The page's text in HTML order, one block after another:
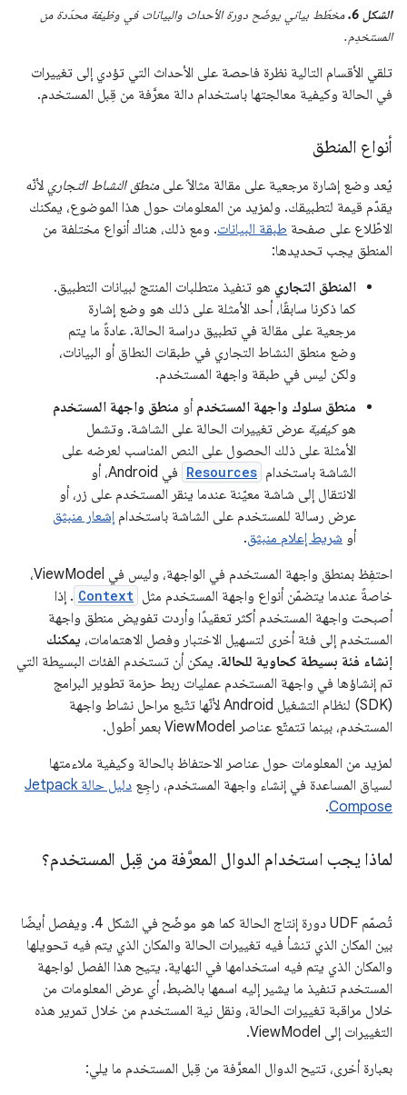
الشكل 6.
مخطّط بياني يوضّح دورة الأحداث والبيانات في وظيفة محدّدة من
المستخدِم.
تلقي الأقسام التالية نظرة فاحصة على الأحداث التي تؤدي إلى تغييرات
في الحالة وكيفية معالجتها باستخدام دالة معرَّفة من قِبل المستخدم.
أنواع المنطق
يُعد وضع إشارة مرجعية على مقالة مثالاً على منطق النشاط التجاري لأنّه
يقدّم قيمة لتطبيقك. ولمزيد من المعلومات حول هذا الموضوع، يمكنك
الاطّلاع على صفحة طبقة البيانات. ومع ذلك، هناك أنواع مختلفة من
المنطق يجب تحديدها:
المنطق التجاري هو تنفيذ متطلبات المنتج لبيانات التطبيق.
كما ذكرنا سابقًا، أحد الأمثلة على ذلك هو وضع إشارة
مرجعية على مقالة في تطبيق دراسة الحالة. عادةً ما يتم
وضع منطق النشاط التجاري في طبقات النطاق أو البيانات،
ولكن ليس في طبقة واجهة المستخدم.
منطق سلوك واجهة المستخدم أو منطق واجهة المستخدم
هوكيفية عرض تغييرات الحالة على الشاشة. وتشمل
الأمثلة على ذلك الحصول على النص المناسب لعرضه على
الشاشة باستخدام Resources
في Android، أو
الانتقال إلى شاشة معيّنة عندما ينقر المستخدم على زر، أو
عرض رسالة للمستخدم على الشاشة باستخدام إشعار منبثق
أو شريط إعلام منبثق.
احتفِظ بمنطق واجهة المستخدم في الواجهة، وليس في ViewModel،
خاصةً عندما يتضمّن أنواع واجهة المستخدم مثل Context . إذا
أصبحت واجهة المستخدم أكثر تعقيدًا وأردت تفويض منطق واجهة
المستخدم إلى فئة أخرى لتسهيل الاختبار وفصل الاهتمامات، يمكنك
إنشاء فئة بسيطة كحاوية للحالة. يمكن أن تستخدم الفئات البسيطة التي
تم إنشاؤها في واجهة المستخدم عمليات ربط حزمة تطوير البرامج
(SDK) لنظام التشغيل Android لأنّها تتّبع مراحل نشاط واجهة
المستخدم، بينما تتمتّع عناصر ViewModel بعمر أطول.
لمزيد من المعلومات حول عناصر الاحتفاظ بالحالة وكيفية ملاءمتها
لسياق المساعدة في إنشاء واجهة المستخدم، راجِع
دليل حالة Jetpack
Compose
.
لماذا يجب استخدام الدوال المعرَّفة من قِبل المستخدم؟
تُصمّم UDF دورة إنتاج الحالة كما هو موضّح في الشكل 4. ويفصل أيضًا
بين المكان الذي تنشأ فيه تغييرات الحالة والمكان الذي يتم فيه تحويلها
والمكان الذي يتم فيه استخدامها في النهاية. يتيح هذا الفصل لواجهة
المستخدم تنفيذ ما يشير إليه اسمها بالضبط، أي عرض المعلومات من
خلال مراقبة تغييرات الحالة، ونقل نية المستخدم من خلال تمرير هذه
التغييرات إلى ViewModel.
بعبارة أخرى، تتيح الدوال المعرَّفة من قِبل المستخدم ما يلي: